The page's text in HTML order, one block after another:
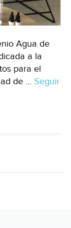
Agua de
a la
para el
de … Seguir